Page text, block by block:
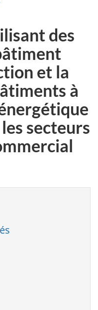
des
et la
à
secteurs